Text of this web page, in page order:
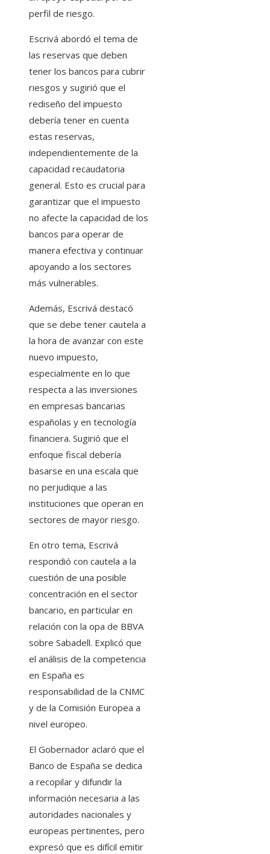
perfil de riesgo.
Escrivá abordó el tema de
las reservas que deben
tener los bancos para cubrir
riesgos y sugirió que el
rediseño del impuesto
debería tener en cuenta
estas reservas,
independientemente de la
capacidad recaudatoria
general. Esto es crucial para
garantizar que el impuesto
no afecte la capacidad de los
bancos para operar de
manera efectiva y continuar
apoyando a los sectores
más vulnerables.
Además, Escrivá destacó
que se debe tener cautela a
la hora de avanzar con este
nuevo impuesto,
especialmente en lo que
respecta a las inversiones
en empresas bancarias
españolas y en tecnología
financiera. Sugirió que el
enfoque fiscal debería
basarse en una escala que
no perjudique a las
instituciones que operan en
sectores de mayor riesgo.
En otro tema, Escrivá
respondió con cautela a la
cuestión de una posible
concentración en el sector
bancario, en particular en
relación con la opa de BBVA
sobre Sabadell. Explicó que
el análisis de la competencia
en España es
responsabilidad de la CNMC
y de la Comisión Europea a
nivel europeo.
El Gobernador aclaró que el
Banco de España se dedica
a recopilar y difundir la
información necesaria a las
autoridades nacionales y
europeas pertinentes, pero
expresó que es difícil emitir